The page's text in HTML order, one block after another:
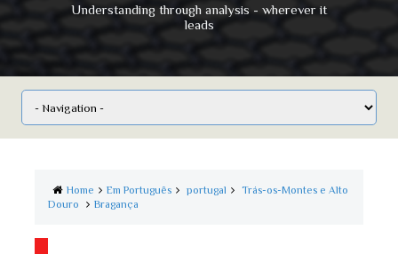
Understanding through analysis - wherever it
leads
Home Em Português portugal
Trás-os-Montes e Alto
Douro
Bragança